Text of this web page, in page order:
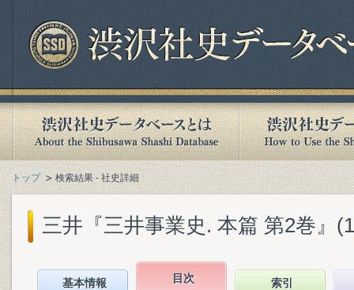
トップ 検索結果 - 社史詳細
三井『三井事業史. 本篇 第2巻』
基本情報 目次 索引